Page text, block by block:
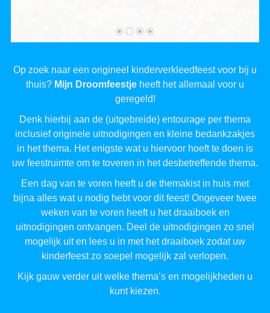
Op zoek naar een origineel kinderverkleedfeest voor bij u
thuis? Mijn Droomfeestje heeft het allemaal voor u
geregeld!
Denk hierbij aan de (uitgebreide) entourage per thema
inclusief originele uitnodigingen en kleine bedankzakjes
in het thema. Het enigste wat u hiervoor hoeft te doen is
uw feestruimte om te toveren in het desbetreffende thema.
Een dag van te voren heeft u de themakist in huis met
bijna alles wat u nodig hebt voor dit feest! Ongeveer twee
weken van te voren heeft u het draaiboek en
uitnodigingen ontvangen. Deel de uitnodigingen zo snel
mogelijk uit en lees u in met het draaiboek zodat uw
kinderfeest zo soepel mogelijk zal verlopen.
Kijk gauw verder uit welke thema’s en mogelijkheden u
kunt kiezen.